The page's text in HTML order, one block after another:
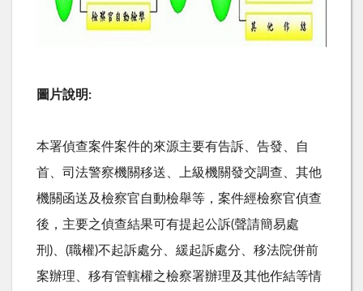
圖片說明:
本署偵查案件案件的來源主要有告訴、告發、自
首、司法警察機關移送、上級機關發交調查、其他
機關函送及檢察官自動檢舉等，案件經檢察官偵查
後，主要之偵查結果可有提起公訴(聲請簡易處
刑)、(職權)不起訴處分、緩起訴處分、移法院併前
案辦理、移有管轄權之檢察署辦理及其他作結等情